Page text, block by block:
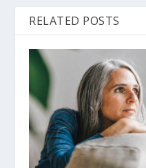
RELATED POSTS